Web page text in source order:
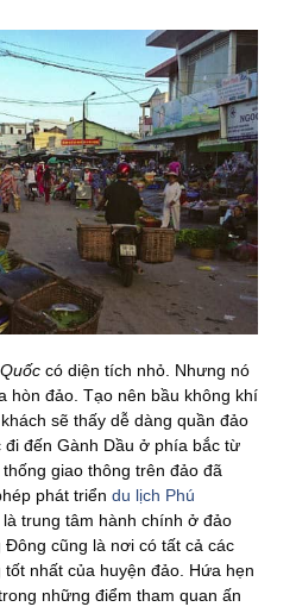
có diện tích nhỏ. Nhưng nó
hòn đảo. Tạo nên bầu không khí
sẽ thấy dễ dàng quần đảo
đến Gành Dầu ở phía bắc từ
giao thông trên đảo đã
phát triển du lịch Phú
là trung tâm hành chính ở đảo
cũng là nơi có tất cả các
nhất của huyện đảo. Hứa hẹn
những điểm tham quan ấn